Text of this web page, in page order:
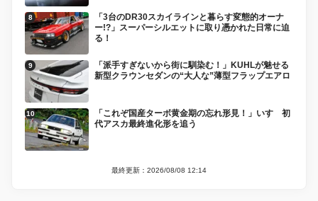
「3台のDR30スカイラインと暮らす変態的オーナ
ー!?」スーパーシルエットに取り憑かれた日常に迫
る！
「派手すぎないから街に馴染む！」KUHLが魅せる
新型クラウンセダンの“大人な”薄型フラップエアロ
「これぞ国産ターボ黄金期の忘れ形見！」いすゞ初
代アスカ最終進化形を追う
最終更新：2026/08/08 12:14